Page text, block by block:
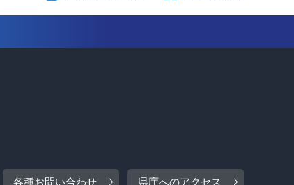
各種お問い合わせ 県庁へのアクセス